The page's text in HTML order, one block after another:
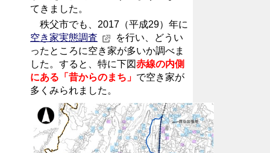
てきました。
秩父市でも、2017（平成29）年に
空き家実態調査
を行い、どうい
ったところに空き家が多いか調べま
した。すると、特に下図赤線の内側
にある「昔からのまち」 で空き家が
多くみられました。